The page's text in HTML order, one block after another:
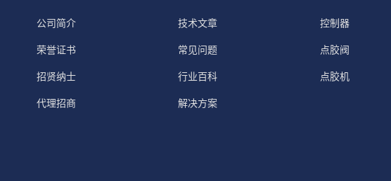
公司简介
荣誉证书
招贤纳士
代理招商
技术文章
常见问题
行业百科
解决方案
控制器
点胶阀
点胶机